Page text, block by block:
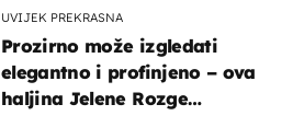
UVIJEK PREKRASNA
Prozirno može izgledati
elegantno i profinjeno – ova
haljina Jelene Rozge